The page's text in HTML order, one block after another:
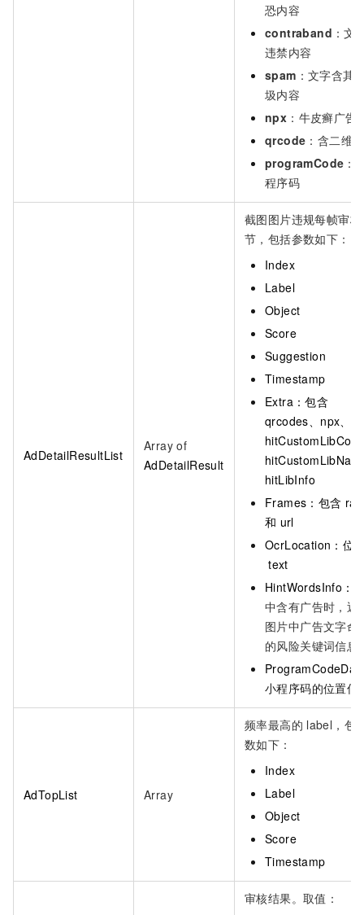
恐内容
contraband ：文
违禁内容
spam ：文字含其
圾内容
npx ：牛皮癣广告
qrcode ：含二维码
programCode ：
程序码
AdDetailResultList
Array of
AdDetailResult
截图图片违规每帧审
节，包括参数如下：
Index
Label
Object
Score
Suggestion
Timestamp
Extra：包含
qrcodes、npx、
hitLibInfo
Frames：包含
和 url
OcrLocation：位
text
HintWordsInfo：
中含有广告时，返
图片中广告文字命
的风险关键词信息
小程序码的位置信
AdTopList Array
频率最高的 label，包
数如下：
Index
Label
Object
Score
Timestamp
审核结果。取值：